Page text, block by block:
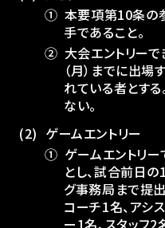
① 本要項第10条の
手であること。
② ⼤会エントリー
（月）までに出
れている者とす
ない。
ゲームエントリー
① ゲームエントリ
とし、試合前日
グ事務局まで提出
コーチ1名、アシ
ー1名、スタッフ